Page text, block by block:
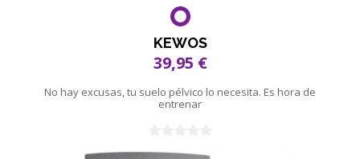
KEWOS
39,95 €
No hay excusas, tu suelo pélvico lo necesita. Es hora de
entrenar